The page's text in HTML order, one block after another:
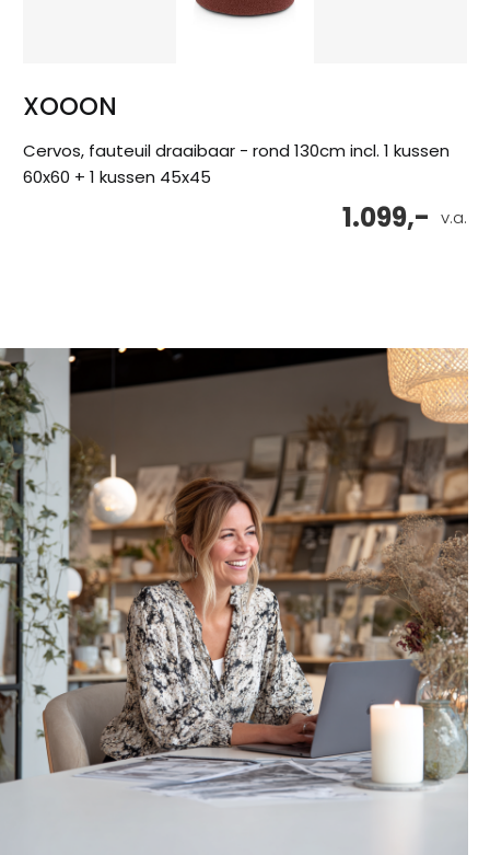
XOOON
Cervos, fauteuil draaibaar - rond 130cm incl. 1 kussen
60x60 + 1 kussen 45x45
v.a.
1.099,-